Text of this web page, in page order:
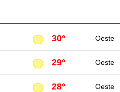
30° Oeste
29° Oeste
28° Oeste